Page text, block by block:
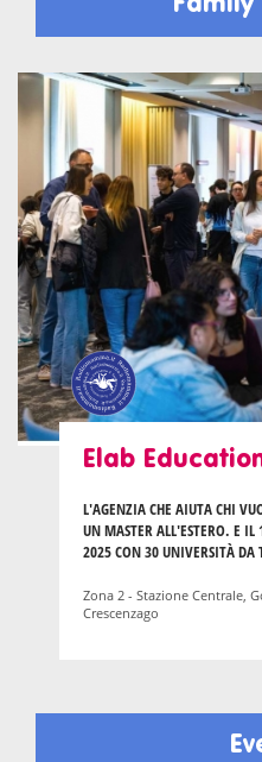
Elab
L'AGENZIA CHE AIUTA CHI
UN MASTER ALL'ESTERO. E IL
2025 CON 30 UNIVERSITÀ DA
Zona 2 - Stazione Centrale,
Crescenzago